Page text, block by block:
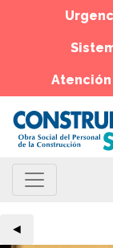
Atención
◄